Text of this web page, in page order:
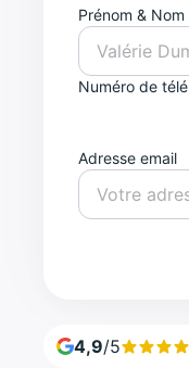
Prénom & Nom
Numéro de
Adresse email
4,9/5